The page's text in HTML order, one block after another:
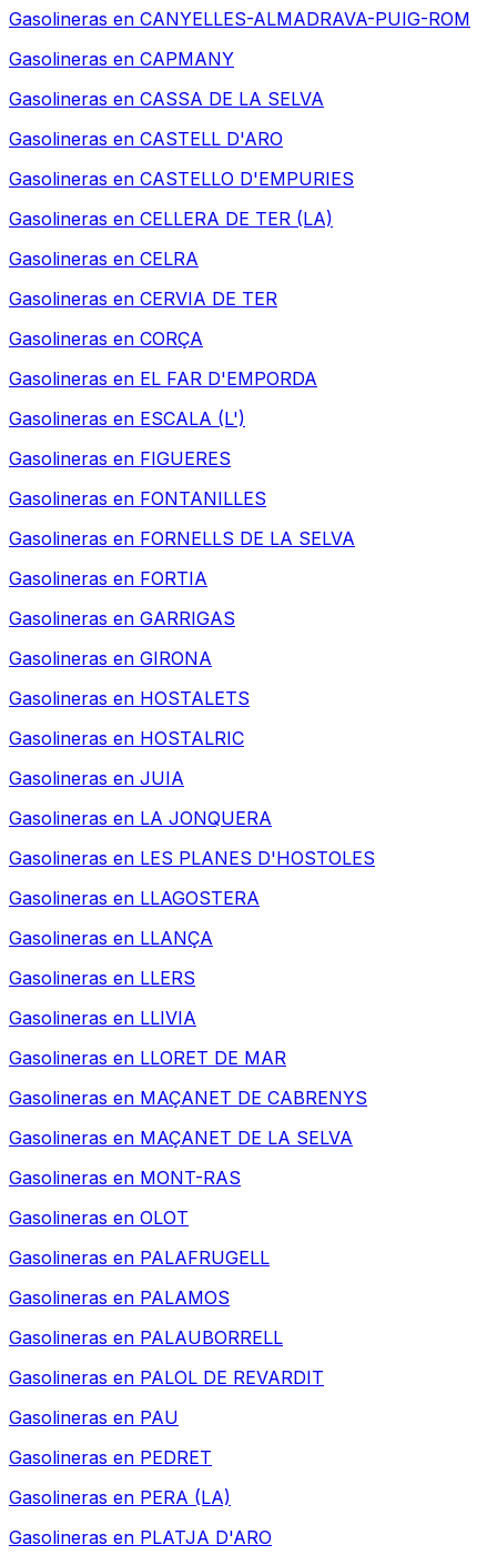
Gasolineras en CANYELLES-ALMADRAVA-PUIG-ROM
Gasolineras en CAPMANY
Gasolineras en CASSA DE LA SELVA
Gasolineras en CASTELL D'ARO
Gasolineras en CASTELLO D'EMPURIES
Gasolineras en CELLERA DE TER (LA)
Gasolineras en CELRA
Gasolineras en CERVIA DE TER
Gasolineras en CORÇA
Gasolineras en EL FAR D'EMPORDA
Gasolineras en ESCALA (L')
Gasolineras en FIGUERES
Gasolineras en FONTANILLES
Gasolineras en FORNELLS DE LA SELVA
Gasolineras en FORTIA
Gasolineras en GARRIGAS
Gasolineras en GIRONA
Gasolineras en HOSTALETS
Gasolineras en HOSTALRIC
Gasolineras en JUIA
Gasolineras en LA JONQUERA
Gasolineras en LES PLANES D'HOSTOLES
Gasolineras en LLAGOSTERA
Gasolineras en LLANÇA
Gasolineras en LLERS
Gasolineras en LLIVIA
Gasolineras en LLORET DE MAR
Gasolineras en MAÇANET DE CABRENYS
Gasolineras en MAÇANET DE LA SELVA
Gasolineras en MONT-RAS
Gasolineras en OLOT
Gasolineras en PALAFRUGELL
Gasolineras en PALAMOS
Gasolineras en PALAUBORRELL
Gasolineras en PALOL DE REVARDIT
Gasolineras en PAU
Gasolineras en PEDRET
Gasolineras en PERA (LA)
Gasolineras en PLATJA D'ARO